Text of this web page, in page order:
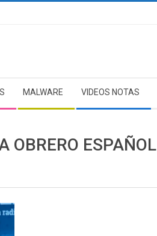
MALWARE VIDEOS NOTAS
OBRERO ESPAÑOL